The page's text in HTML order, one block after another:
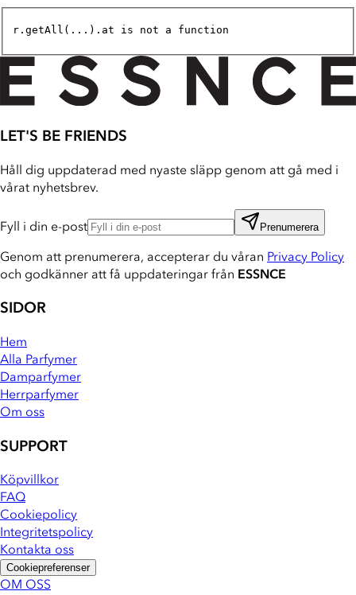
r.getAll(...).at is not a function
LET'S BE FRIENDS
Håll dig uppdaterad med nyaste släpp genom att gå med i
vårat nyhetsbrev.
Fyll i din e-post Prenumerera
Genom att prenumerera, accepterar du våran Privacy Policy
och godkänner att få uppdateringar från ESSNCE
SIDOR
Hem
Alla Parfymer
Damparfymer
Herrparfymer
Om oss
SUPPORT
Köpvillkor
FAQ
Cookiepolicy
Integritetspolicy
Kontakta oss
Cookiepreferenser
OM OSS